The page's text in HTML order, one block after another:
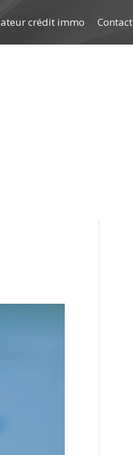
crédit immo Contact